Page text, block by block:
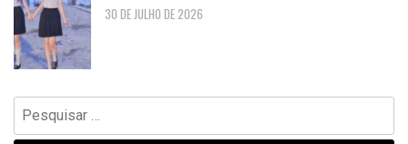
30 DE JULHO DE 2026
Pesquisar
por: